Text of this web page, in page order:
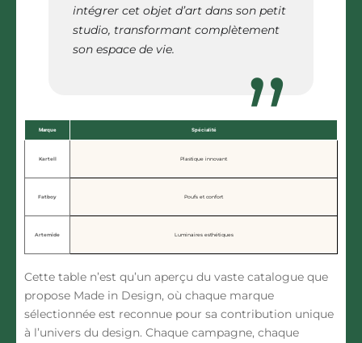
intégrer cet objet d’art dans son petit
studio, transformant complètement
son espace de vie.
Marque Spécialité
Kartell Plastique innovant
Fatboy Poufs et confort
Artemide Luminaires esthétiques
Cette table n’est qu’un aperçu du vaste catalogue que
propose Made in Design, où chaque marque
sélectionnée est reconnue pour sa contribution unique
à l’univers du design. Chaque campagne, chaque